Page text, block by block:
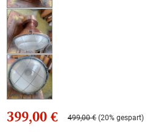
399,00 € 499,00 € (20% gespart)